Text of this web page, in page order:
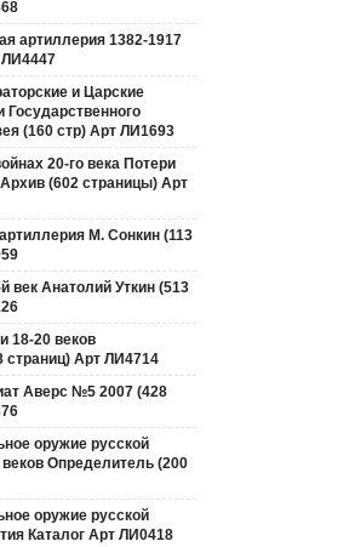
артиллерия 1382-1917
ЛИ4447
и Царские
Государственного
(160 стр) Арт ЛИ1693
20-го века Потери
(602 страницы) Арт
М. Сонкин (113
век Анатолий Уткин (513
18-20 веков
Арт ЛИ4714
Аверс №5 2007 (428
оружие русской
Определитель (200
оружие русской
Каталог Арт ЛИ0418